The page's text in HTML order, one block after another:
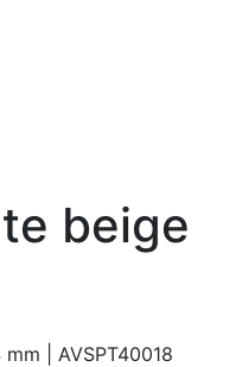
beige
|
AVSPT40018